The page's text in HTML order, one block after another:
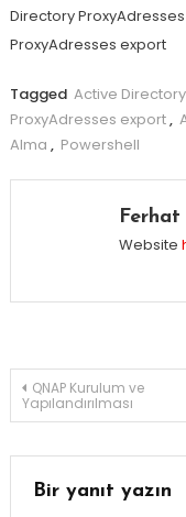
Directory
ProxyAdresses export
Tagged Active
ProxyAdresses export,
Alma , Powershell
Ferhat
Website
Yazı
QNAP Kurulum ve
Yapılandırılması
Bir yanıt yazın